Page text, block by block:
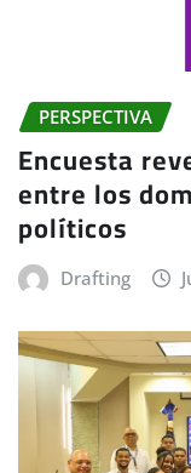
PERSPECTIVA
Encuesta
entre los
políticos
Drafting